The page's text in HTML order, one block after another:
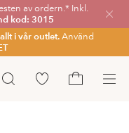
av ordern.* Inkl.
kod: 3015
i vår outlet.Använd
Sök
Gå